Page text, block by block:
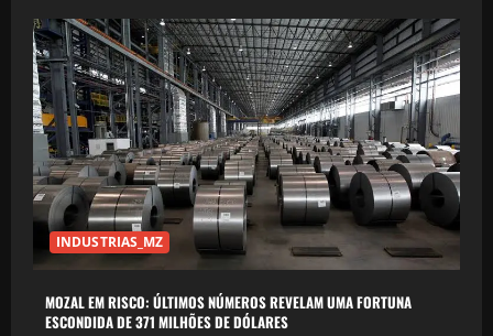
RISING
CONSUMER
SKEPTICISM
INDUSTRIAS_MZ
MOZAL EM RISCO: ÚLTIMOS NÚMEROS REVELAM UMA FORTUNA
ESCONDIDA DE 371 MILHÕES DE DÓLARES